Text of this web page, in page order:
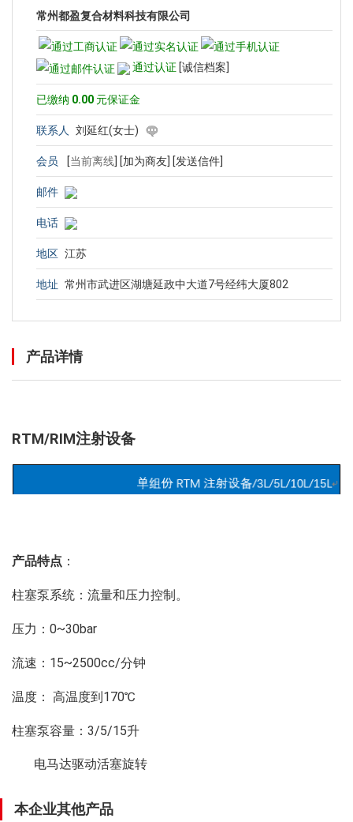
常州都盈复合材料科技有限公司
通过认证 [诚信档案]
已缴纳 0.00 元保证金
联系人 刘延红(女士)
会员 [当前离线 [加为商友] [发送信件]
邮件
电话
地区 江苏
地址 常州市武进区湖塘延政中大道7号经纬大厦802
产品详情
RTM/RIM注射设备
产品特点 ：
柱塞泵系统：流量和压力控制。
压力： 0~30bar
流速： 15~2500cc/分钟
温度： 高温度到 170℃
柱塞泵容量： 3/5/15升
电马达驱动活塞旋转
本企业其他产品